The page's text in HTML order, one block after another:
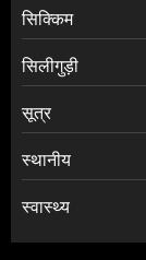
सिक्किम
सिलीगुड़ी
सूत्र
स्थानीय
स्वास्थ्य